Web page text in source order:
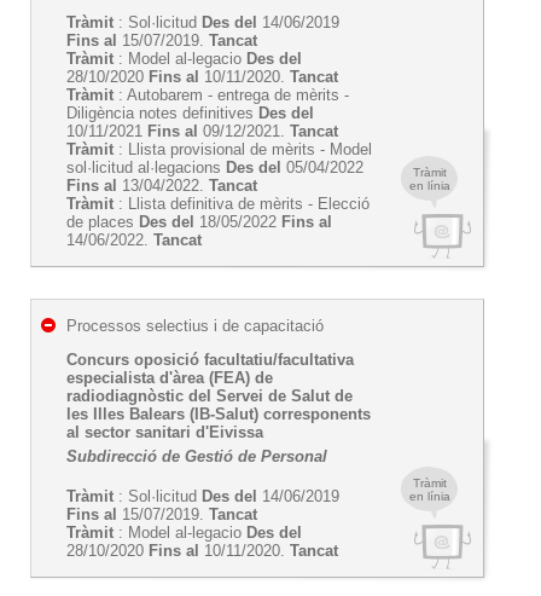
Tràmit
en línia
Tràmit : Sol·licitud Des del 14/06/2019
Fins al 15/07/2019. Tancat
Tràmit : Model al-legacio Des del
28/10/2020 Fins al 10/11/2020. Tancat
Tràmit : Autobarem - entrega de mèrits -
Diligència notes definitives Des del
10/11/2021 Fins al 09/12/2021. Tancat
Tràmit : Llista provisional de mèrits - Model
sol·licitud al·legacions Des del 05/04/2022
Fins al 13/04/2022. Tancat
Tràmit : Llista definitiva de mèrits - Elecció
de places Des del 18/05/2022 Fins al
14/06/2022. Tancat
Tràmit
en línia
Processos selectius i de capacitació
Concurs oposició facultatiu/facultativa
especialista d'àrea (FEA) de
radiodiagnòstic del Servei de Salut de
les Illes Balears (IB-Salut) corresponents
al sector sanitari d'Eivissa
Subdirecció de Gestió de Personal
Tràmit : Sol·licitud Des del 14/06/2019
Fins al 15/07/2019. Tancat
Tràmit : Model al-legacio Des del
28/10/2020 Fins al 10/11/2020. Tancat